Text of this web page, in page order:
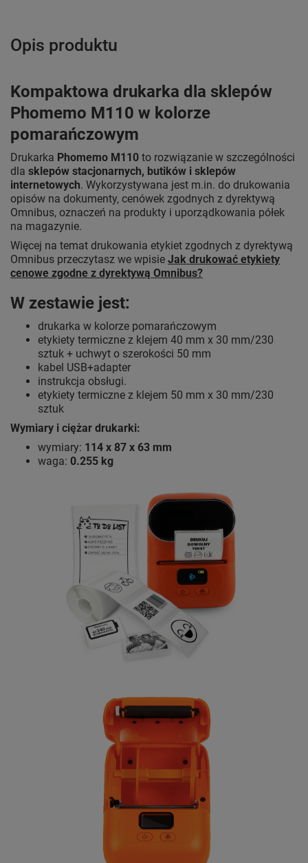
Opis produktu
Kompaktowa drukarka dla sklepów
Phomemo M110 w kolorze
pomarańczowym
Drukarka Phomemo M110 to rozwiązanie w szczególności
dla sklepów stacjonarnych, butików i sklepów
internetowych. Wykorzystywana jest m.in. do drukowania
opisów na dokumenty, cenówek zgodnych z dyrektywą
Omnibus, oznaczeń na produkty i uporządkowania półek
na magazynie.
Więcej na temat drukowania etykiet zgodnych z dyrektywą
Omnibus przeczytasz we wpisie Jak drukować etykiety
cenowe zgodne z dyrektywą Omnibus?
W zestawie jest:
drukarka w kolorze pomarańczowym
etykiety termiczne z klejem 40 mm x 30 mm/230
sztuk + uchwyt o szerokości 50 mm
kabel USB+adapter
instrukcja obsługi.
etykiety termiczne z klejem 50 mm x 30 mm/230
sztuk
Wymiary i ciężar drukarki:
wymiary: 114 x 87 x 63 mm
waga: 0.255 kg